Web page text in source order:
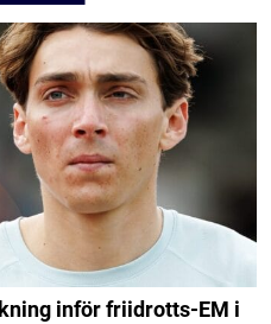
inför friidrotts-EM i